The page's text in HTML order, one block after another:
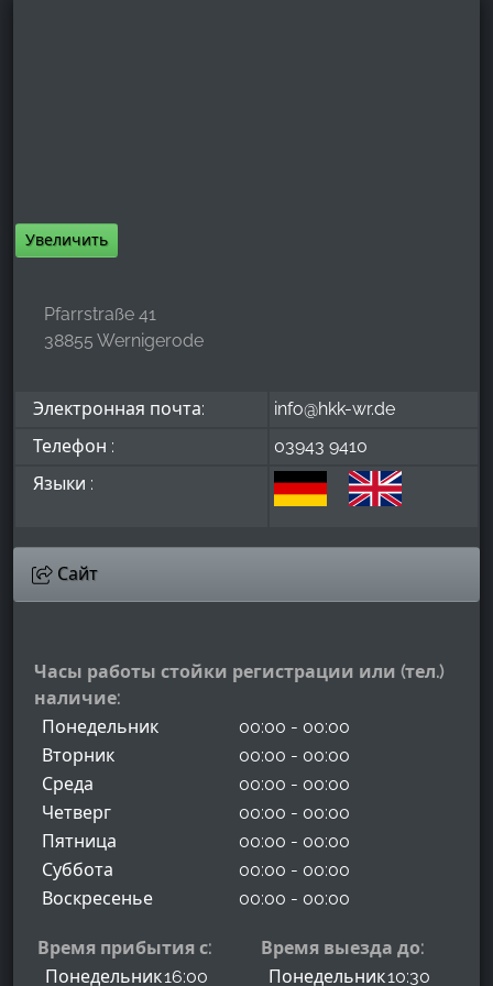
Увеличить
Pfarrstraße 41
38855 Wernigerode
Электронная почта:
info@hkk-wr.de
Телефон :
03943 9410
Языки :
Сайт
Часы работы стойки регистрации или (тел.)
наличие:
Понедельник
00:00 - 00:00
Вторник
00:00 - 00:00
Среда
00:00 - 00:00
Четверг
00:00 - 00:00
Пятница
00:00 - 00:00
Суббота
00:00 - 00:00
Воскресенье
00:00 - 00:00
Время прибытия с:
Понедельник16:00
Время выезда до:
Понедельник10:30